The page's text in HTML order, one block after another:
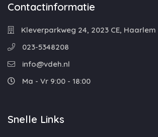
Contactinformatie
Kleverparkweg 24, 2023 CE, Haarlem
023-5348208
info@vdeh.nl
Ma - Vr 9:00 - 18:00
Snelle Links